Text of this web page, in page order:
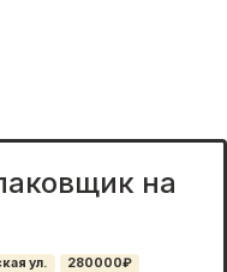
на
ул. 280000₽